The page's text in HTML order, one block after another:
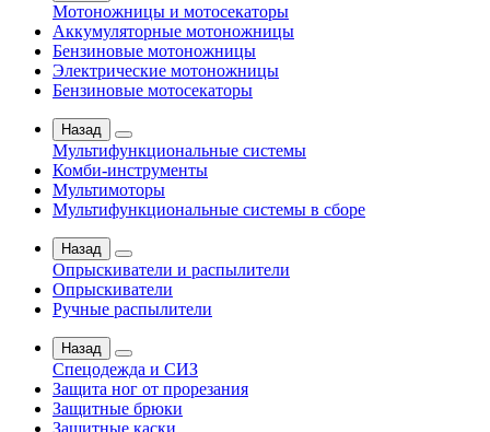
Мотоножницы и мотосекаторы
Аккумуляторные мотоножницы
Бензиновые мотоножницы
Электрические мотоножницы
Бензиновые мотосекаторы
Назад
Мультифункциональные системы
Комби-инструменты
Мультимоторы
Мультифункциональные системы в сборе
Назад
Опрыскиватели и распылители
Опрыскиватели
Ручные распылители
Назад
Спецодежда и СИЗ
Защита ног от прорезания
Защитные брюки
Защитные каски